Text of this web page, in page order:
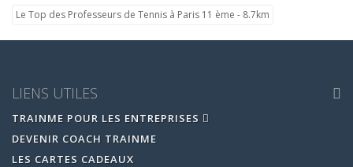
Le Top des Professeurs de Tennis à Paris 11 ème - 8.7km
LIENS UTILES
TRAINME POUR LES ENTREPRISES
DEVENIR COACH TRAINME
LES CARTES CADEAUX